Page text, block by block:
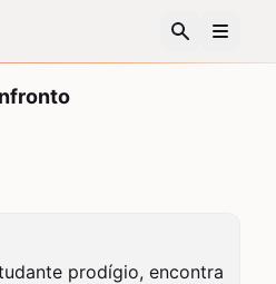
prodígio, encontra